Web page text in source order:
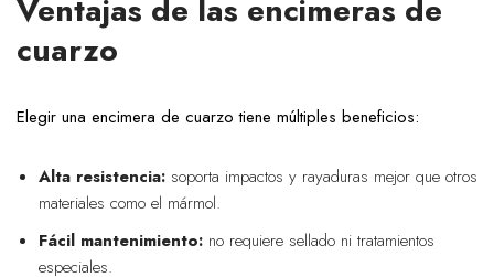
Ventajas de las encimeras de
cuarzo
Elegir una encimera de cuarzo tiene múltiples beneficios:
Alta resistencia: soporta impactos y rayaduras mejor que otros
materiales como el mármol.
Fácil mantenimiento: no requiere sellado ni tratamientos
especiales.